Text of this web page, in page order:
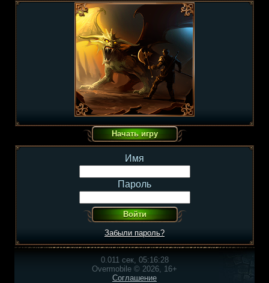
Имя
Пароль
Забыли пароль?
0.011 сек, 05:16:28
Overmobile © 2026, 16+
Соглашение